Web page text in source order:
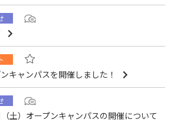
キャンパスを開催しました！
（土）オープンキャンパスの開催について